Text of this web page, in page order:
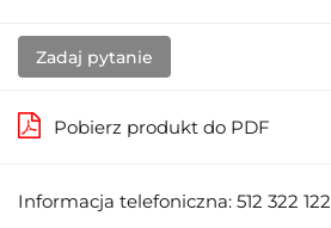
Zadaj pytanie
Pobierz produkt do PDF
Informacja telefoniczna: 512 322 122